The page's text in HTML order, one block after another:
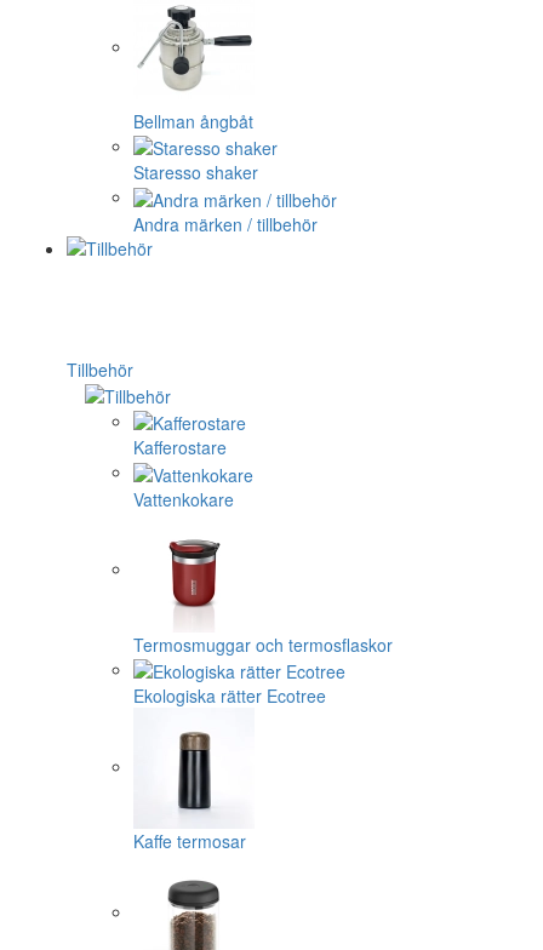
Bellman ångbåt
Staresso shaker
Andra märken / tillbehör
Tillbehör
Kafferostare
Vattenkokare
Termosmuggar och termosflaskor
Ekologiska rätter Ecotree
Kaffe termosar